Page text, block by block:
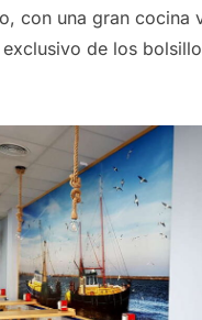
con una gran cocina
de los